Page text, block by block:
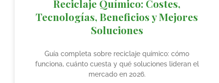
Reciclaje Químico: Costes,
Tecnologías, Beneficios y Mejores
Soluciones
Guía completa sobre reciclaje químico: cómo
funciona, cuánto cuesta y qué soluciones lideran el
mercado en 2026.